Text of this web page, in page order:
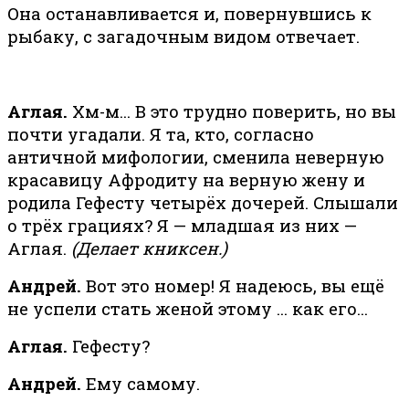
Она останавливается и, повернувшись к
рыбаку, с загадочным видом отвечает.
Аглая. Хм-м… В это трудно поверить, но вы
почти угадали. Я та, кто, согласно
античной мифологии, сменила неверную
красавицу Афродиту на верную жену и
родила Гефесту четырёх дочерей. Слышали
о трёх грациях? Я — младшая из них —
Аглая. (Делает книксен.)
Андрей. Вот это номер! Я надеюсь, вы ещё
не успели стать женой этому … как его…
Аглая. Гефесту?
Андрей. Ему самому.